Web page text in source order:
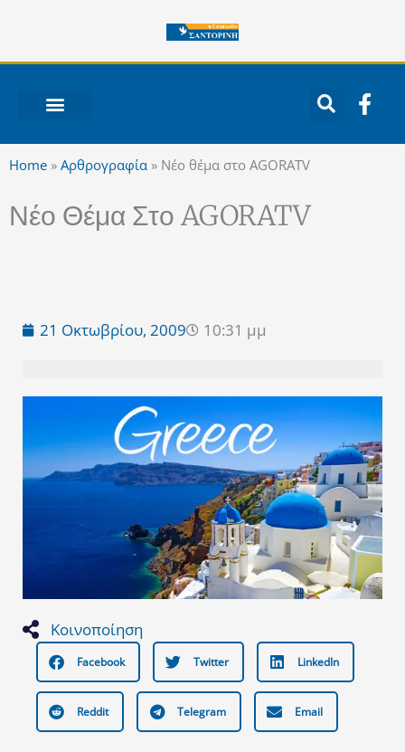
περιεχόμενο
F
a
Home » Αρθρογραφία » Νέο θέμα στο AGORATV
Νέο Θέμα Στο AGORATV
21 Οκτωβρίου, 2009 10:31 μμ
Κοινοποίηση
Facebook Twitter LinkedIn
Reddit Telegram Email